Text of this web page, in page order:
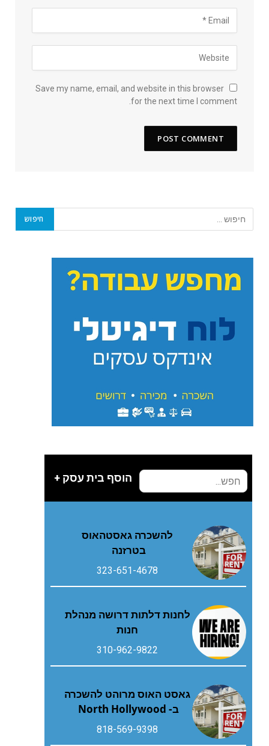
Save my name, email, and website in this browser
for the next time I comment.
הוסף בית עסק +
להשכרה גאסטהאוס
בטרזנה
323-651-4678
לחנות דלתות דרושה מנהלת
חנות
310-962-9822
גאסט האוס מרוהט להשכרה
ב- North Hollywood
818-569-9398